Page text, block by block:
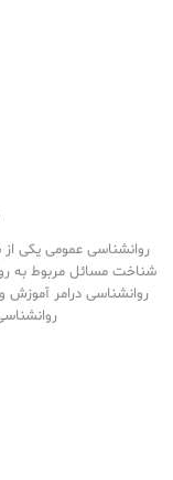
روانشناسی عمومی یکی
شناخت مسائل مربوط به
روانشناسی درامر آموزش